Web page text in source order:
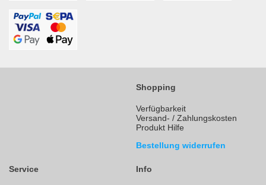
Shopping
Verfügbarkeit
Versand- / Zahlungskosten
Produkt Hilfe
Bestellung widerrufen
Service Info